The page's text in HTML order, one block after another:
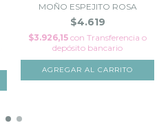
MOÑO ESPEJITO ROSA
$4.619
$3.926,15 con Transferencia o
depósito bancario
AGREGAR AL CARRITO